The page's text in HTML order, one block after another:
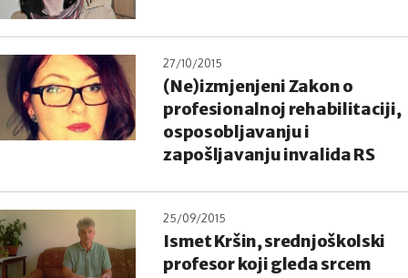
27/10/2015
(Ne)izmjenjeni Zakon o
profesionalnoj rehabilitaciji,
osposobljavanju i
zapošljavanju invalida RS
25/09/2015
Ismet Kršin, srednjoškolski
profesor koji gleda srcem